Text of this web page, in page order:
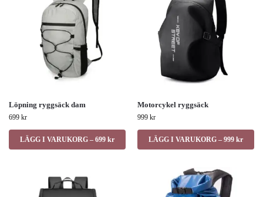
Löpning ryggsäck dam
699 kr
LÄGG I VARUKORG – 699 kr
Motorcykel ryggsäck
999 kr
LÄGG I VARUKORG – 999 kr